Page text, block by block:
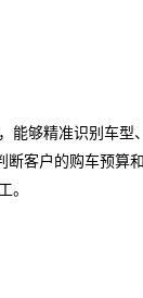
能够精准识别车
客户的购车预算